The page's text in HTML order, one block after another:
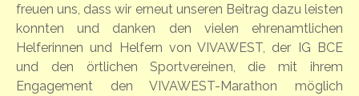
freuen uns, dass wir erneut unseren Beitrag dazu leisten
konnten und danken den vielen ehrenamtlichen
Helferinnen und Helfern von VIVAWEST, der IG BCE
und den örtlichen Sportvereinen, die mit ihrem
Engagement den VIVAWEST-Marathon möglich